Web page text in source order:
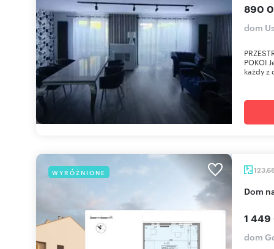
890
dom
POKOI
każdy z
WYRÓŻNIONE
dom
1 449
dom